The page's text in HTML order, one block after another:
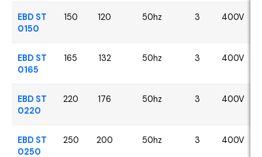
EBD ST
0150
150 120 50hz 3 400V
EBD ST
0165
165 132 50hz 3 400V
EBD ST
0220
220 176 50hz 3 400V
EBD ST
0250
250 200 50hz 3 400V